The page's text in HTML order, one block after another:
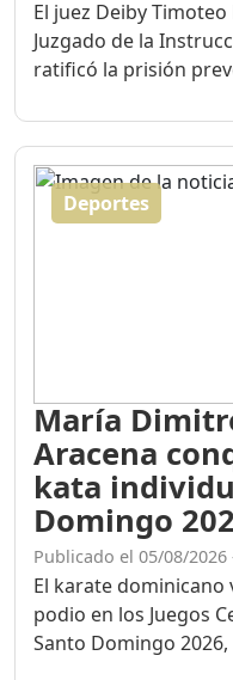
El juez Deiby
Juzgado de la
ratificó la prisión
Deportes
María
Aracena
kata
Domingo
Publicado el 05/08/2026
El karate dominicano
podio en los Juegos
Santo Domingo